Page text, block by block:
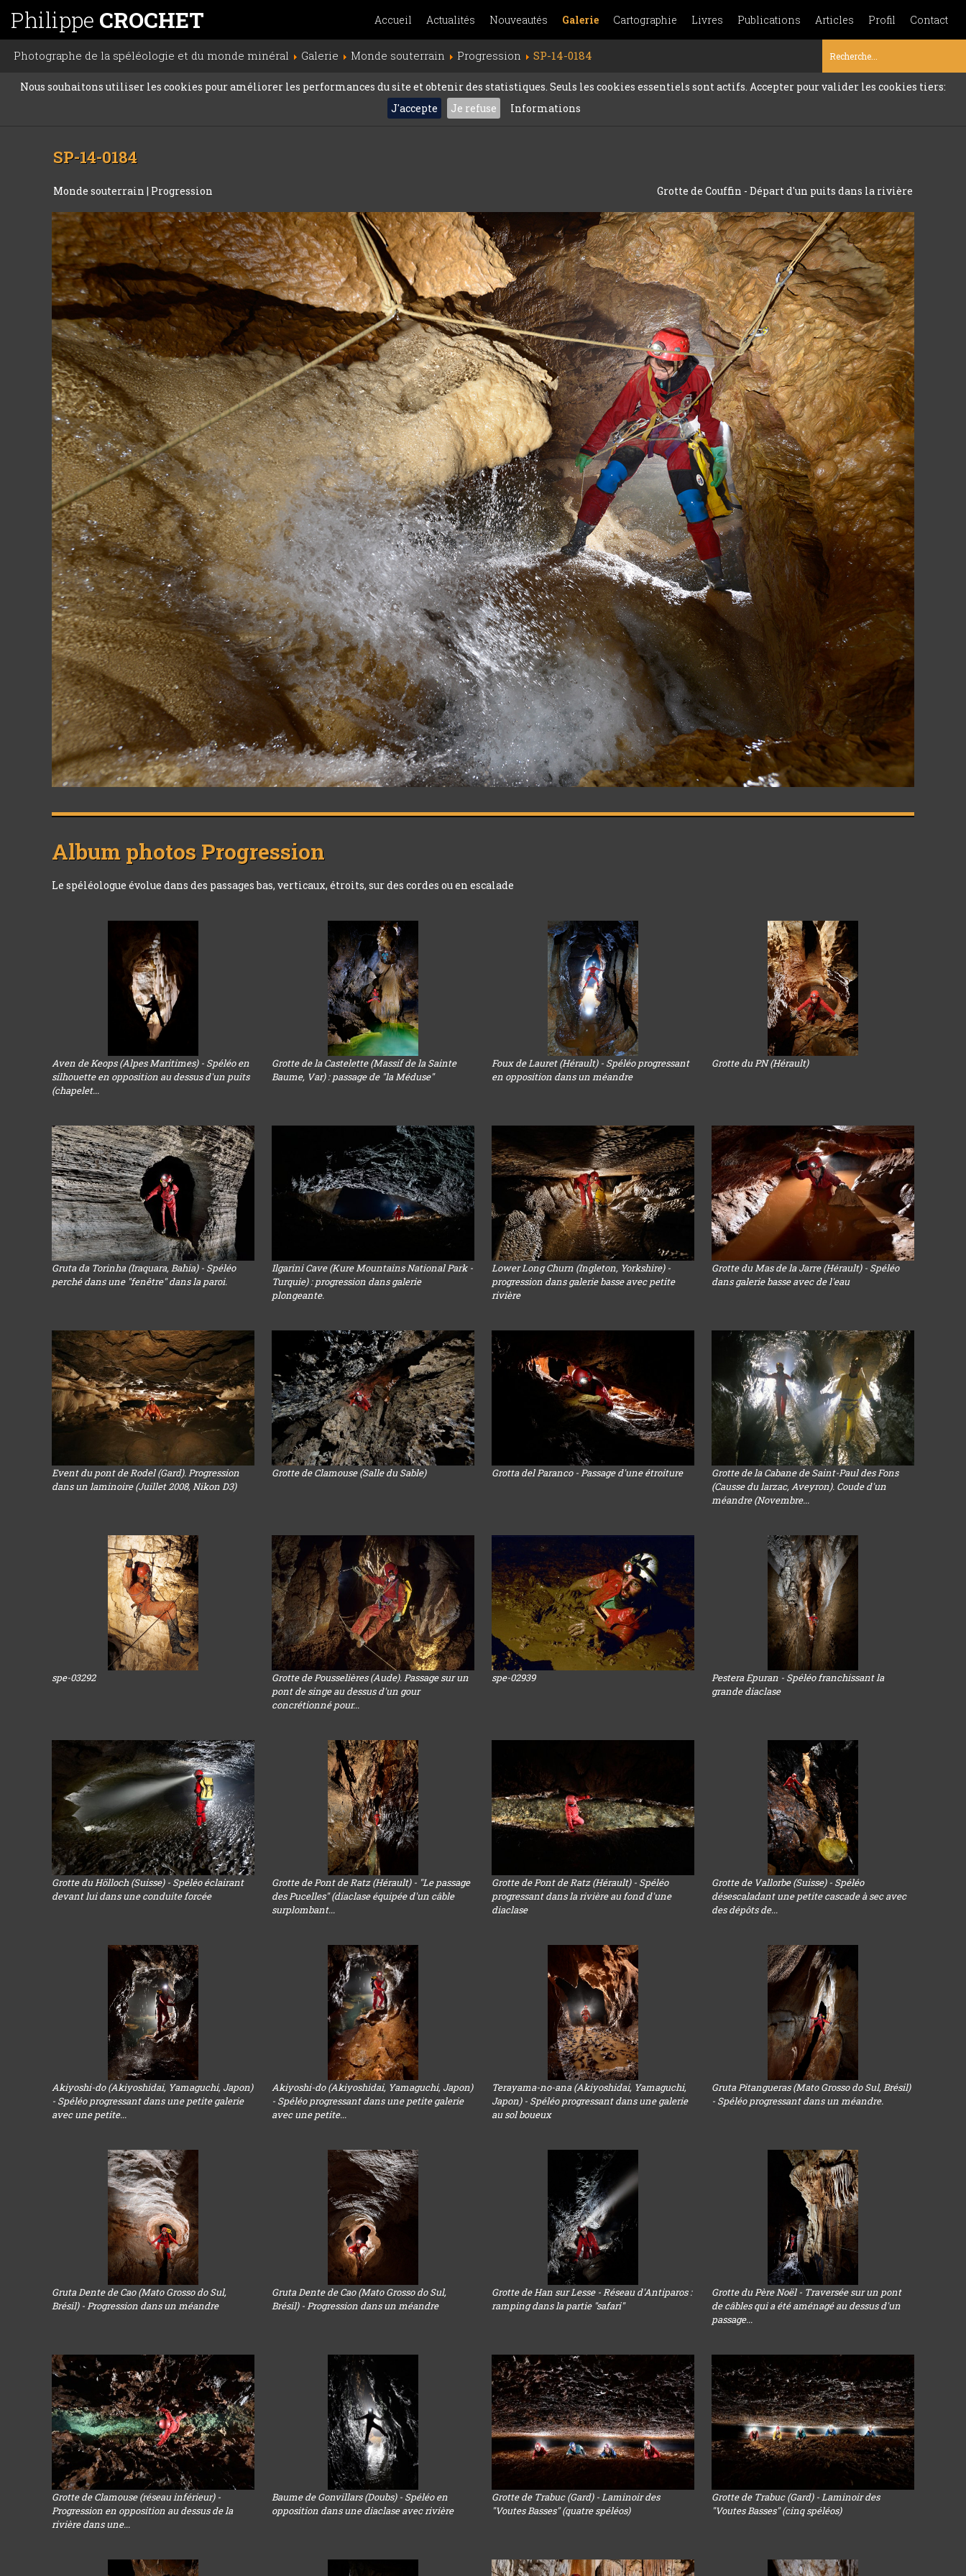
Philippe CROCHET Accueil Actualités Nouveautés Galerie Cartographie Livres Publications Articles Profil Contact
Photographe de la spéléologie et du monde minéral Galerie Monde souterrain Progression SP-14-0184
Nous souhaitons utiliser les cookies pour améliorer les performances du site et obtenir des statistiques. Seuls les cookies essentiels sont actifs. Accepter pour valider les cookies tiers:
J'accepte
Je refuse Informations
SP-14-0184
Monde souterrain| Progression Grotte de Couffin - Départ d'un puits dans la rivière
Album photos Progression
Le spéléologue évolue dans des passages bas, verticaux, étroits, sur des cordes ou en escalade
Aven de Keops (Alpes Maritimes) - Spéléo en
silhouette en opposition au dessus d'un puits
(chapelet...
Grotte de la Castelette (Massif de la Sainte
Baume, Var) : passage de "la Méduse"
Foux de Lauret (Hérault) - Spéléo progressant
en opposition dans un méandre
Grotte du PN (Hérault)
Gruta da Torinha (Iraquara, Bahia) - Spéléo
perché dans une "fenêtre" dans la paroi.
Ilgarini Cave (Kure Mountains National Park -
Turquie) : progression dans galerie
plongeante.
Lower Long Churn (Ingleton, Yorkshire) -
progression dans galerie basse avec petite
rivière
Grotte du Mas de la Jarre (Hérault) - Spéléo
dans galerie basse avec de l'eau
Event du pont de Rodel (Gard). Progression
dans un laminoire (Juillet 2008, Nikon D3)
Grotte de Clamouse (Salle du Sable) Grotta del Paranco - Passage d'une étroiture
Grotte de la Cabane de Saint-Paul des Fons
(Causse du larzac, Aveyron). Coude d'un
méandre (Novembre...
spe-03292
Grotte de Pousselières (Aude). Passage sur un
pont de singe au dessus d'un gour
concrétionné pour...
spe-02939
Pestera Epuran - Spéléo franchissant la
grande diaclase
Grotte du Hölloch (Suisse) - Spéléo éclairant
devant lui dans une conduite forcée
Grotte de Pont de Ratz (Hérault) - "Le passage
des Pucelles" (diaclase équipée d'un câble
surplombant...
Grotte de Pont de Ratz (Hérault) - Spéléo
progressant dans la rivière au fond d'une
diaclase
Grotte de Vallorbe (Suisse) - Spéléo
désescaladant une petite cascade à sec avec
des dépôts de...
Akiyoshi-do (Akiyoshidai, Yamaguchi, Japon)
- Spéléo progressant dans une petite galerie
avec une petite...
Akiyoshi-do (Akiyoshidai, Yamaguchi, Japon)
- Spéléo progressant dans une petite galerie
avec une petite...
Terayama-no-ana (Akiyoshidai, Yamaguchi,
Japon) - Spéléo progressant dans une galerie
au sol boueux
Gruta Pitangueras (Mato Grosso do Sul, Brésil)
- Spéléo progressant dans un méandre.
Gruta Dente de Cao (Mato Grosso do Sul,
Brésil) - Progression dans un méandre
Gruta Dente de Cao (Mato Grosso do Sul,
Brésil) - Progression dans un méandre
Grotte de Han sur Lesse - Réseau d'Antiparos :
ramping dans la partie "safari"
Grotte du Père Noël - Traversée sur un pont
de câbles qui a été aménagé au dessus d'un
passage...
Grotte de Clamouse (réseau inférieur) -
Progression en opposition au dessus de la
rivière dans une...
Baume de Gonvillars (Doubs) - Spéléo en
opposition dans une diaclase avec rivière
Grotte de Trabuc (Gard) - Laminoir des
"Voutes Basses" (quatre spéléos)
Grotte de Trabuc (Gard) - Laminoir des
"Voutes Basses" (cinq spéléos)